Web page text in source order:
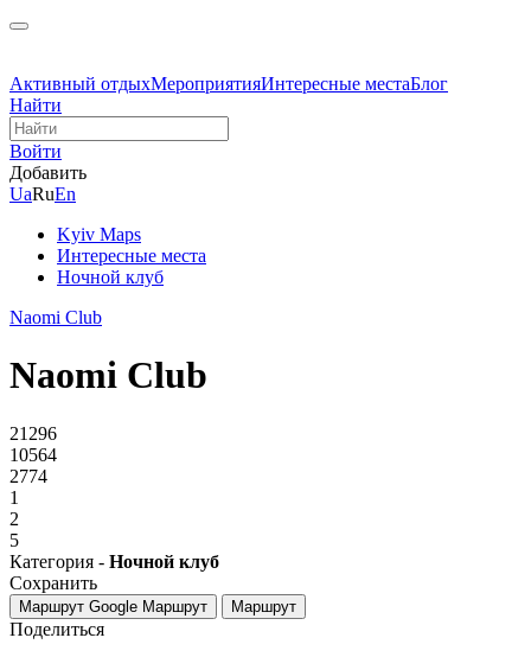
Активный отдыхМероприятияИнтересные местаБлог
Найти
Войти
Добавить
UaRuEn
Kyiv Maps
Интересные места
Ночной клуб
Naomi Club
Naomi Club
21296
10564
2774
1
2
5
Категория - Ночной клуб
Сохранить
Маршрут Google Маршрут Маршрут
Поделиться